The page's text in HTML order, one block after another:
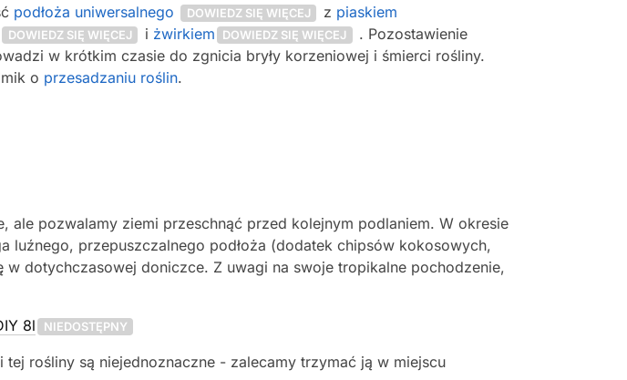
podłoża uniwersalnego DOWIEDZ SIĘ WIĘCEJ z piaskiem
DOWIEDZ SIĘ WIĘCEJ i żwirkiem DOWIEDZ SIĘ WIĘCEJ
. Pozostawienie
w krótkim czasie do zgnicia bryły korzeniowej i śmierci rośliny.
o przesadzaniu roślin.
ale pozwalamy ziemi przeschnąć przed kolejnym podlaniem. W okresie
luźnego, przepuszczalnego podłoża (dodatek chipsów kokosowych,
dotychczasowej doniczce. Z uwagi na swoje tropikalne pochodzenie,
8l NIEDOSTĘPNY
rośliny są niejednoznaczne - zalecamy trzymać ją w miejscu